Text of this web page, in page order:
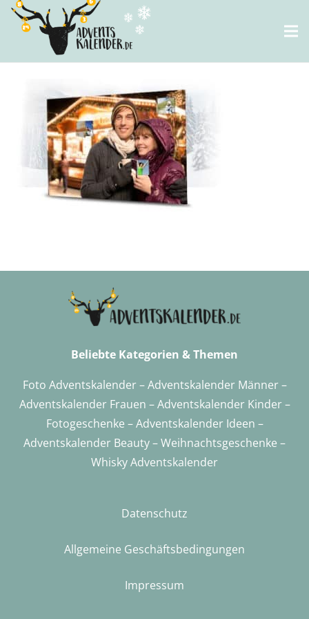
Beliebte Kategorien & Themen
Foto Adventskalender–Adventskalender Männer–
Adventskalender Frauen –Adventskalender Kinder–
Fotogeschenke –AdventskalenderIdeen –
Adventskalender Beauty–Weihnachtsgeschenke –
Whisky Adventskalender
Datenschutz
Allgemeine Geschäftsbedingungen
Impressum